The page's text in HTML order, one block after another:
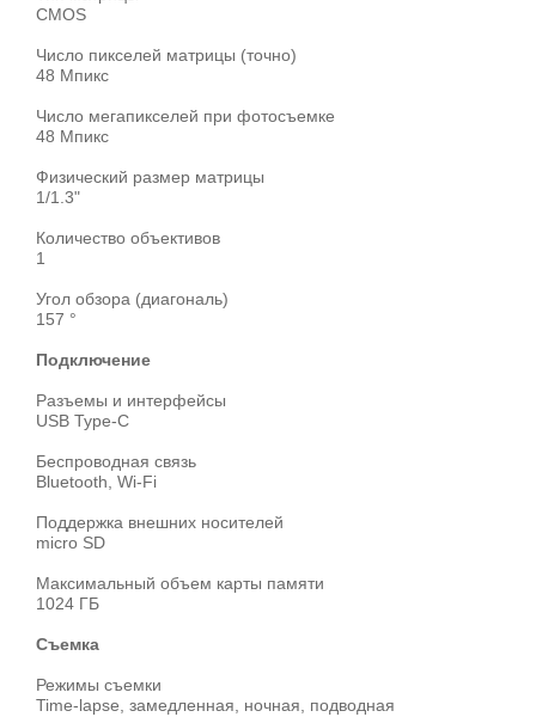
CMOS
Число пикселей матрицы (точно)
48 Мпикс
Число мегапикселей при фотосъемке
48 Мпикс
Физический размер матрицы
1/1.3"
Количество объективов
1
Угол обзора (диагональ)
157 °
Подключение
Разъемы и интерфейсы
USB Type-C
Беспроводная связь
Bluetooth, Wi-Fi
Поддержка внешних носителей
micro SD
Максимальный объем карты памяти
1024 ГБ
Съемка
Режимы съемки
Time-lapse, замедленная, ночная, подводная